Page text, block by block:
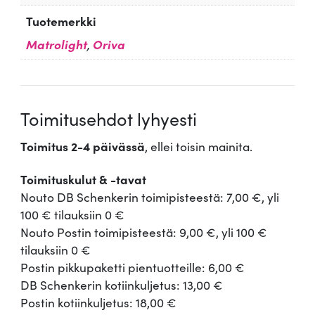
Tuotemerkki
Matrolight, Oriva
Toimitusehdot lyhyesti
Toimitus 2-4 päivässä, ellei toisin mainita.
Toimituskulut & -tavat
Nouto DB Schenkerin toimipisteestä: 7,00 €, yli
100 € tilauksiin 0 €
Nouto Postin toimipisteestä: 9,00 €, yli 100 €
tilauksiin 0 €
Postin pikkupaketti pientuotteille: 6,00 €
DB Schenkerin kotiinkuljetus: 13,00 €
Postin kotiinkuljetus: 18,00 €